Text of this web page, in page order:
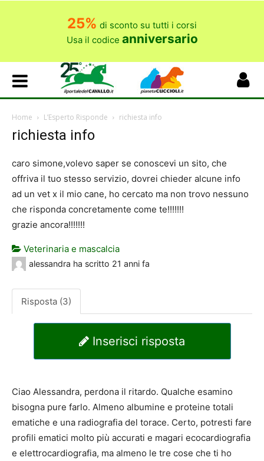
25% di sconto su tutti i corsi
Usa il codice anniversario
Home L’Esperto Risponde richiesta info
richiesta info
caro simone,volevo saper se conoscevi un sito, che
offriva il tuo stesso servizio, dovrei chieder alcune info
ad un vet x il mio cane, ho cercato ma non trovo nessuno
che risponda concretamente come te!!!!!!!
grazie ancora!!!!!!!
Veterinaria e mascalcia
alessandra ha scritto 21 anni fa
Risposta (3)
Inserisci risposta
Ciao Alessandra, perdona il ritardo. Qualche esamino
bisogna pure farlo. Almeno albumine e proteine totali
ematiche e una radiografia del torace. Certo, potresti fare
profili ematici molto più accurati e magari ecocardiografia
e elettrocardiografia, ma almeno le tre cose che ti ho